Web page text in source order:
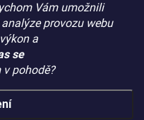
Vám umožnili
provozu webu
a
se
pohodě?